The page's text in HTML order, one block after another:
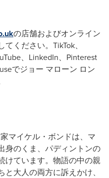
の店舗およびオンライン
ください。TikTok、
、LinkedIn、Pinterest
でジョー マローン ロン
マイケル・ボンドは、マ
身のくま、パディントンの
けています。物語の中の親
大人の両方に訴えかけ、